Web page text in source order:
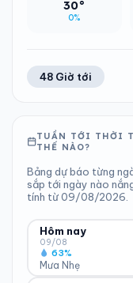
30°
0%
48 Giờ tới
TUẦN TỚI THỜI
THẾ NÀO?
Bảng dự báo từng
sắp tới ngày nào
tính từ 09/08/2026.
Hôm nay
09/08
Mưa Nhẹ
63%